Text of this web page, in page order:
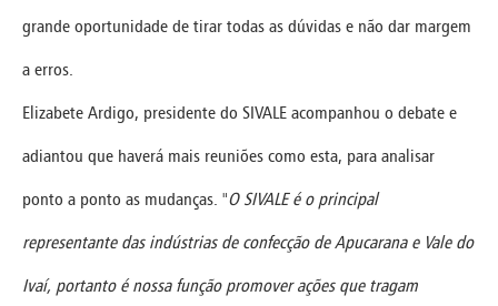
grande oportunidade de tirar todas as dúvidas e não dar margem
a erros.
Elizabete Ardigo, presidente do SIVALE acompanhou o debate e
adiantou que haverá mais reuniões como esta, para analisar
ponto a ponto as mudanças. "O SIVALE é o principal
representante das indústrias de confecção de Apucarana e Vale do
Ivaí, portanto é nossa função promover ações que tragam